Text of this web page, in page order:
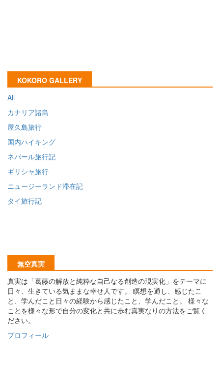
KOKORO GALLERY
All
カナリア諸島
屋久島旅行
国内ハイキング
ネパール旅行記
ギリシャ旅行
ニュージーランド滞在記
タイ旅行記
無空真実
真実は「葛藤の解放と純粋な自己なる創造の現実化」をテーマに
日々、生きている気ままな幸せ人です。 瞑想を通し、感じたこ
と、学んだこと日々の経験から感じたこと、学んだこと。 様々な
ことを様々な形で自分の変化と共に歩む真実なりの方法をご覧く
ださい。
プロフィール